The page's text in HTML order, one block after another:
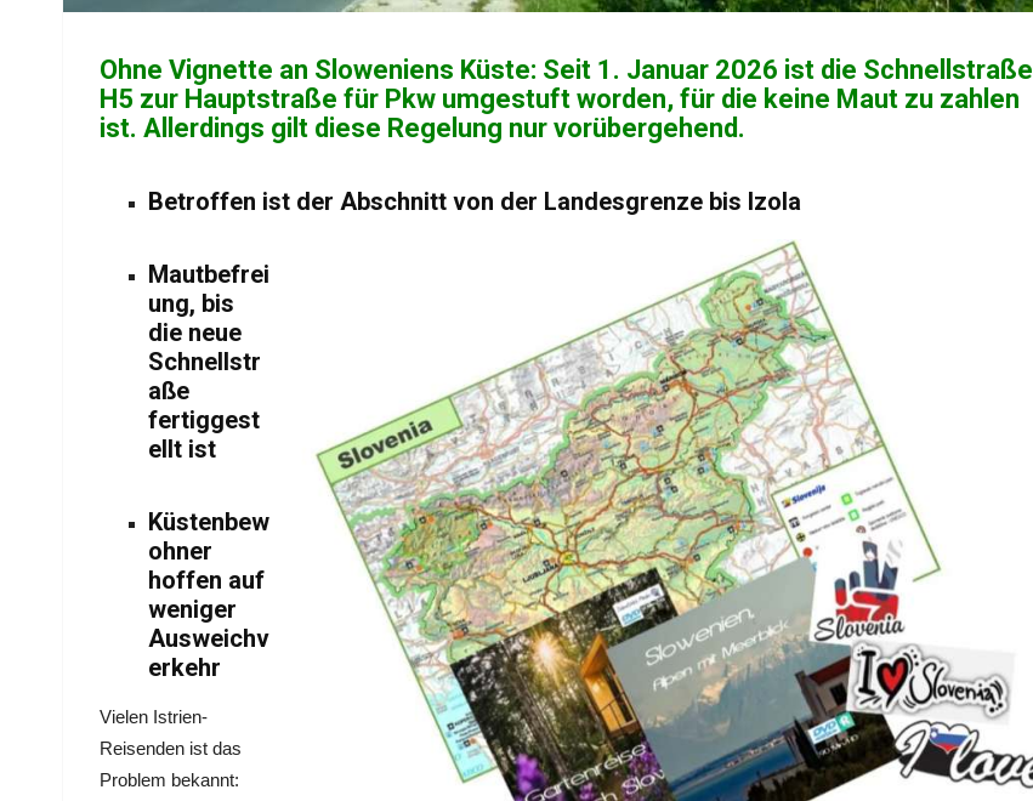
Ohne Vignette an Sloweniens Küste: Seit 1. Januar 2026 ist die Schnellstraße
H5 zur Hauptstraße für Pkw umgestuft worden, für die keine Maut zu zahlen
ist. Allerdings gilt diese Regelung nur vorübergehend.
Betroffen ist der Abschnitt von der Landesgrenze bis Izola
Mautbefrei
ung, bis
die neue
Schnellstr
aße
fertiggest
ellt ist
Küstenbew
ohner
hoffen auf
weniger
Ausweichv
erkehr
Vielen Istrien-
Reisenden ist das
Problem bekannt: